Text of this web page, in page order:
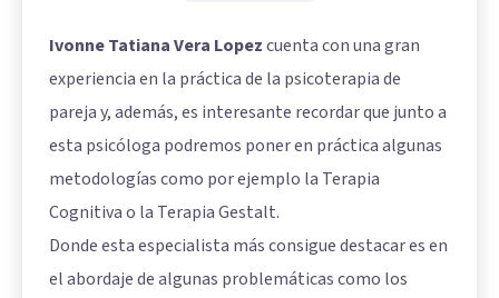
Ivonne Tatiana Vera Lopezcuenta con una gran
experiencia en la práctica de la psicoterapia de
pareja y, además, es interesante recordar que junto a
esta psicóloga podremos poner en práctica algunas
metodologías como por ejemplo la Terapia
Cognitiva o la Terapia Gestalt.
Donde esta especialista más consigue destacar es en
el abordaje de algunas problemáticas como los